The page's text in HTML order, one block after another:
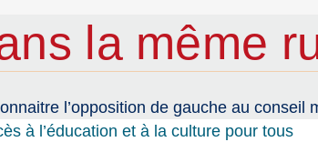
la même
l’opposition de gauche au conseil
à l’éducation et à la culture pour tous